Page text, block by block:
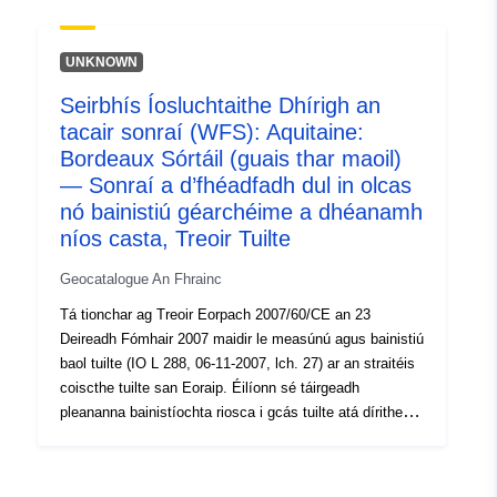
ghníomhaíocht eacnamaíoch a laghdú. Tá na cuspóirí
agus na ceanglais maidir le cur i bhfeidhm leagtha
náisiúnta don chomhshaol (LENE) agus foraithne an 2
Márta 2011. Sa chomhthéacs seo, is é príomhchuspóir
na mapála riosca i gcás tuilte agus tuilte cur le forbairt
pleananna bainistíochta riosca tuilte (wrms) trí eolas ar
nochtadh tuilte a homaiginiú agus a agóidiú. Úsáidtear
an tacar sonraí seo chun léarscáileanna de na
saincheisteanna a nochtar ar scála cuí a chur ar fáil.
UNKNOWN
Seirbhís Íosluchtaithe Dhírigh an
tacair sonraí (WFS): Aquitaine:
Bordeaux Sórtáil (guais thar maoil)
— Sonraí a d’fhéadfadh dul in olcas
nó bainistiú géarchéime a dhéanamh
níos casta, Treoir Tuilte
Geocatalogue An Fhrainc
Tá tionchar ag Treoir Eorpach 2007/60/CE an 23
Deireadh Fómhair 2007 maidir le measúnú agus bainistiú
baol tuilte (IO L 288, 06-11-2007, lch. 27) ar an straitéis
coiscthe tuilte san Eoraip. Éilíonn sé táirgeadh
pleananna bainistíochta riosca i gcás tuilte atá dírithe ar